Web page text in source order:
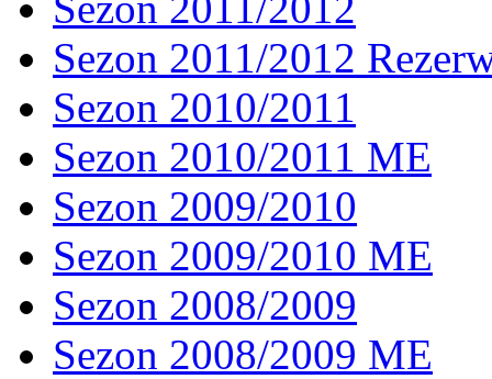
Sezon 2011/2012
Sezon 2010/2011
Sezon 2010/2011 ME
Sezon 2009/2010
Sezon 2009/2010 ME
Sezon 2008/2009
Sezon 2008/2009 ME